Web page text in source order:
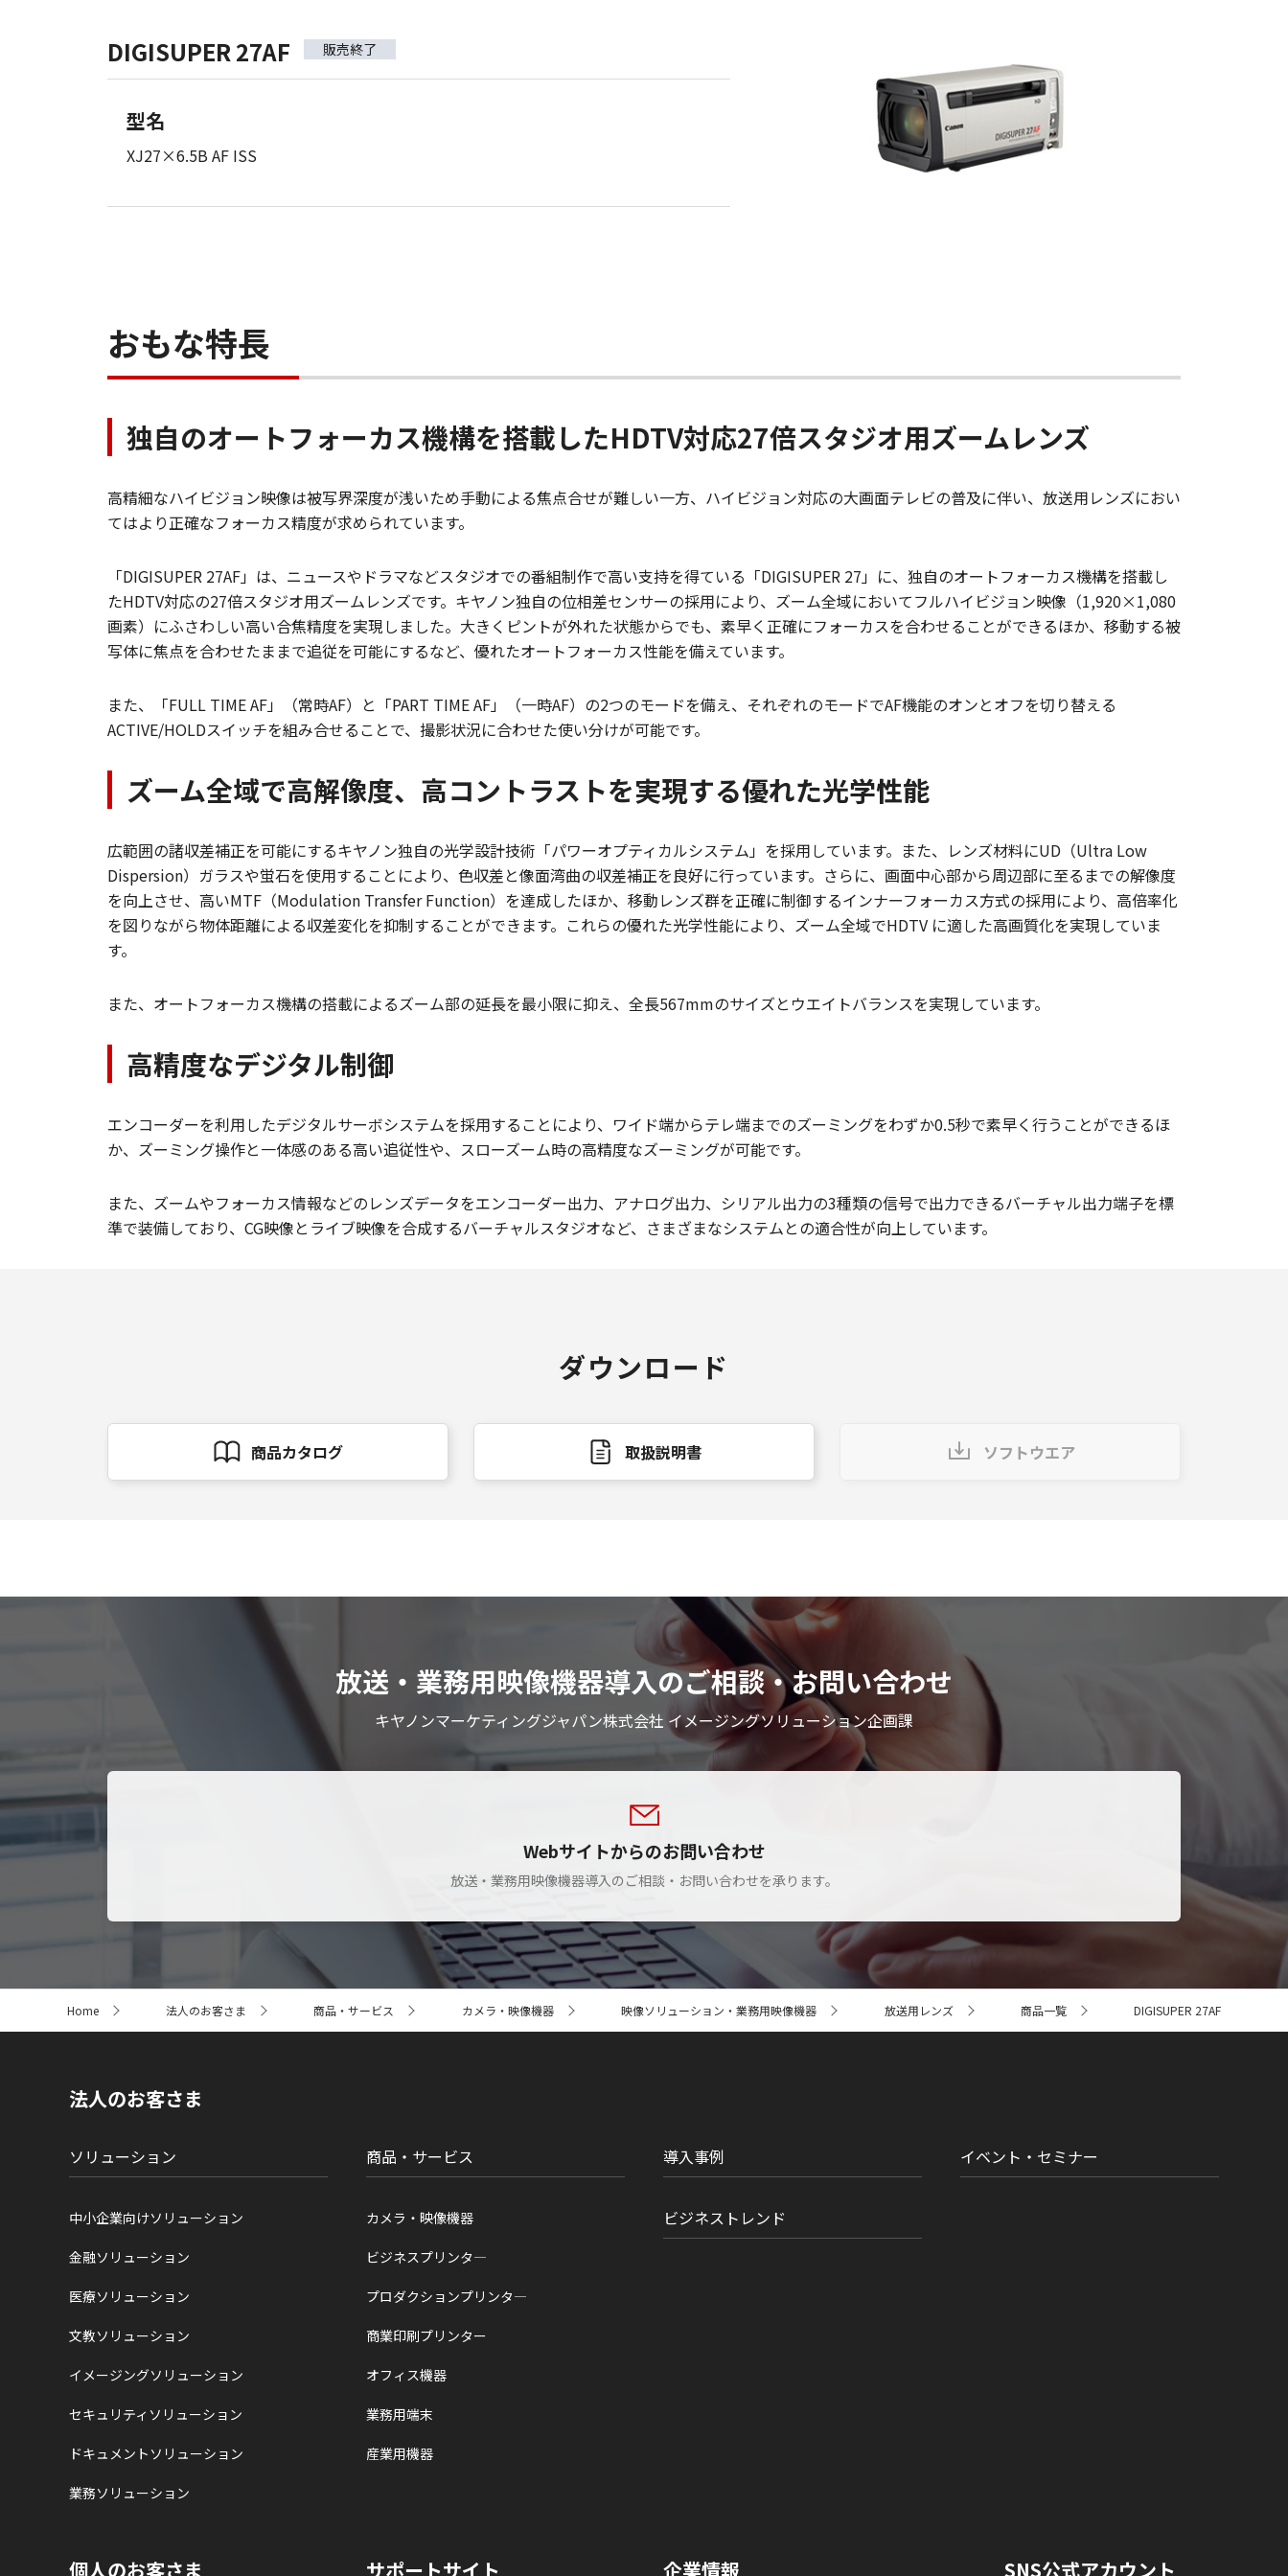
DIGISUPER 27AF 販売終了
型名
XJ27×6.5B AF ISS
おもな特長
独自のオートフォーカス機構を搭載したHDTV対応27倍スタジオ用ズームレンズ
高精細なハイビジョン映像は被写界深度が浅いため手動による焦点合せが難しい一方、ハイビジョン対応の大画面テレビの普及に伴い、放送用レンズにおい
てはより正確なフォーカス精度が求められています。
「DIGISUPER 27AF」は、ニュースやドラマなどスタジオでの番組制作で高い支持を得ている「DIGISUPER 27」に、独自のオートフォーカス機構を搭載し
たHDTV対応の27倍スタジオ用ズームレンズです。キヤノン独自の位相差センサーの採用により、ズーム全域においてフルハイビジョン映像（1,920×1,080
画素）にふさわしい高い合焦精度を実現しました。大きくピントが外れた状態からでも、素早く正確にフォーカスを合わせることができるほか、移動する被
写体に焦点を合わせたままで追従を可能にするなど、優れたオートフォーカス性能を備えています。
また、「FULL TIME AF」（常時AF）と「PART TIME AF」（一時AF）の2つのモードを備え、それぞれのモードでAF機能のオンとオフを切り替える
ACTIVE/HOLDスイッチを組み合せることで、撮影状況に合わせた使い分けが可能です。
ズーム全域で高解像度、高コントラストを実現する優れた光学性能
広範囲の諸収差補正を可能にするキヤノン独自の光学設計技術「パワーオプティカルシステム」を採用しています。また、レンズ材料にUD（Ultra Low
Dispersion）ガラスや蛍石を使用することにより、色収差と像面湾曲の収差補正を良好に行っています。さらに、画面中心部から周辺部に至るまでの解像度
を向上させ、高いMTF（Modulation Transfer Function）を達成したほか、移動レンズ群を正確に制御するインナーフォーカス方式の採用により、高倍率化
を図りながら物体距離による収差変化を抑制することができます。これらの優れた光学性能により、ズーム全域でHDTV に適した高画質化を実現していま
す。
また、オートフォーカス機構の搭載によるズーム部の延長を最小限に抑え、全長567mmのサイズとウエイトバランスを実現しています。
高精度なデジタル制御
エンコーダーを利用したデジタルサーボシステムを採用することにより、ワイド端からテレ端までのズーミングをわずか0.5秒で素早く行うことができるほ
か、ズーミング操作と一体感のある高い追従性や、スローズーム時の高精度なズーミングが可能です。
また、ズームやフォーカス情報などのレンズデータをエンコーダー出力、アナログ出力、シリアル出力の3種類の信号で出力できるバーチャル出力端子を標
準で装備しており、CG映像とライブ映像を合成するバーチャルスタジオなど、さまざまなシステムとの適合性が向上しています。
ダウンロード
商品カタログ 取扱説明書 ソフトウエア
放送・業務用映像機器導入のご相談・お問い合わせ
キヤノンマーケティングジャパン株式会社 イメージングソリューション企画課
Webサイトからのお問い合わせ
放送・業務用映像機器導入のご相談・お問い合わせを承ります。
ト
Home 法人のお客さま 商品・サービス カメラ・映像機器 映像ソリューション・業務用映像機器 放送用レンズ 商品一覧 DIGISUPER 27AF
法人のお客さま
ソリューション
中小企業向けソリューション
金融ソリューション
医療ソリューション
文教ソリューション
イメージングソリューション
セキュリティソリューション
ドキュメントソリューション
業務ソリューション
商品・サービス
カメラ・映像機器
ビジネスプリンタ―
プロダクションプリンタ―
商業印刷プリンター
オフィス機器
業務用端末
産業用機器
導入事例
ビジネストレンド
イベント・セミナー
個人のお客さま サポートサイト 企業情報 SNS公式アカウント